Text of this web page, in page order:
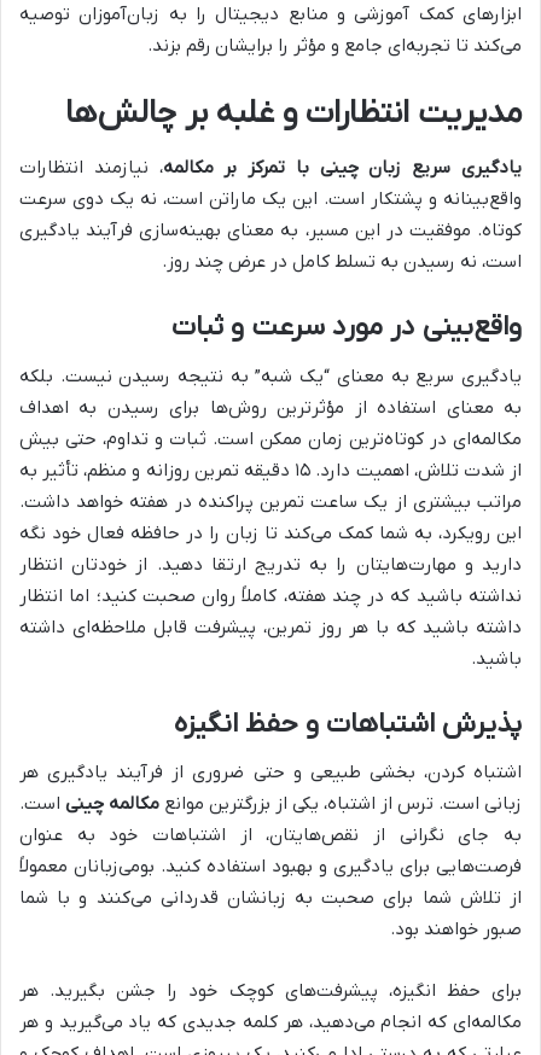
ابزارهای کمک آموزشی و منابع دیجیتال را به زبان‌آموزان توصیه
می‌کند تا تجربه‌ای جامع و مؤثر را برایشان رقم بزند.
مدیریت انتظارات و غلبه بر چالش‌ها
یادگیری سریع زبان چینی با تمرکز بر مکالمه، نیازمند انتظارات
واقع‌بینانه و پشتکار است. این یک ماراتن است، نه یک دوی سرعت
کوتاه. موفقیت در این مسیر، به معنای بهینه‌سازی فرآیند یادگیری
است، نه رسیدن به تسلط کامل در عرض چند روز.
واقع‌بینی در مورد سرعت و ثبات
یادگیری سریع به معنای “یک شبه” به نتیجه رسیدن نیست. بلکه
به معنای استفاده از مؤثرترین روش‌ها برای رسیدن به اهداف
مکالمه‌ای در کوتاه‌ترین زمان ممکن است. ثبات و تداوم، حتی بیش
از شدت تلاش، اهمیت دارد. ۱۵ دقیقه تمرین روزانه و منظم، تأثیر به
مراتب بیشتری از یک ساعت تمرین پراکنده در هفته خواهد داشت.
این رویکرد، به شما کمک می‌کند تا زبان را در حافظه فعال خود نگه
دارید و مهارت‌هایتان را به تدریج ارتقا دهید. از خودتان انتظار
نداشته باشید که در چند هفته، کاملاً روان صحبت کنید؛ اما انتظار
داشته باشید که با هر روز تمرین، پیشرفت قابل ملاحظه‌ای داشته
باشید.
پذیرش اشتباهات و حفظ انگیزه
اشتباه کردن، بخشی طبیعی و حتی ضروری از فرآیند یادگیری هر
زبانی است. ترس از اشتباه، یکی از بزرگترین موانع مکالمه چینی است.
به جای نگرانی از نقص‌هایتان، از اشتباهات خود به عنوان
فرصت‌هایی برای یادگیری و بهبود استفاده کنید. بومی‌زبانان معمولاً
از تلاش شما برای صحبت به زبانشان قدردانی می‌کنند و با شما
صبور خواهند بود.
برای حفظ انگیزه، پیشرفت‌های کوچک خود را جشن بگیرید. هر
مکالمه‌ای که انجام می‌دهید، هر کلمه جدیدی که یاد می‌گیرید و هر